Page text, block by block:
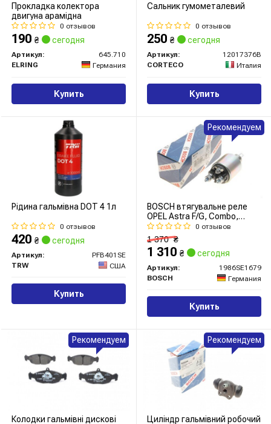
Прокладка колектора
двигуна арамідна
0 отзывов
190 ₴ сегодня
Артикул:
645.710
ELRING
Германия
Купить
Сальник гумометалевий
0 отзывов
250 ₴ сегодня
Артикул:
12017376B
CORTECO
Италия
Купить
Рідина гальмівна DOT 4 1л
0 отзывов
420 ₴ сегодня
Артикул:
PFB401SE
TRW
США
Купить
BOSCH втягувальне реле
OPEL Astra F/G, Combo,
Corsa, Vectra A/B/C, Zafira.
0 отзывов
1 370₴
1 310 ₴ сегодня
Артикул:
1986SE1679
BOSCH
Германия
Купить
Рекомендуем
Колодки гальмівні дискові
Рекомендуем
Циліндр гальмівний робочий
Рекомендуем